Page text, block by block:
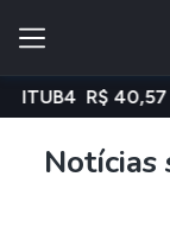
R$ 40,57 -
Notícias